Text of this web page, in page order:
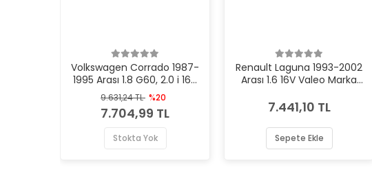
Volkswagen Corrado 1987-
1995 Arası 1.8 G60, 2.0 i 16V
Valeo Marka Marş Motoru
9.631,24 TL %20
7.704,99 TL
Stokta Yok
Renault Laguna 1993-2002
Arası 1.6 16V Valeo Marka
7.441,10 TL
Sepete Ekle